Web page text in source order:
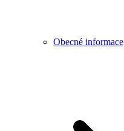
Obecné informace